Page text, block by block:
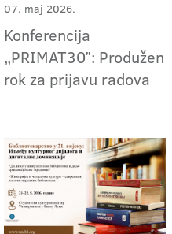
07. maj 2026.
Konferencija
„PRIMAT30ˮ: Produžen
rok za prijavu radova